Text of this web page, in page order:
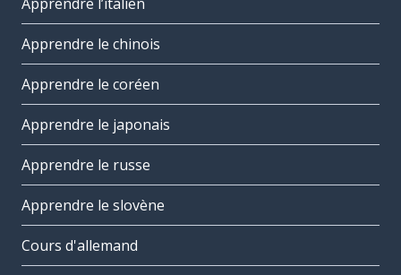
Apprendre le chinois
Apprendre le coréen
Apprendre le japonais
Apprendre le russe
Apprendre le slovène
Cours d'allemand